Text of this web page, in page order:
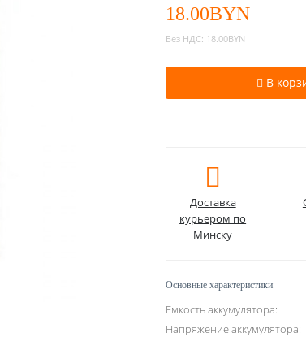
18.00BYN
Без НДС: 18.00BYN
В
Доставка
курьером по
Минску
Основные характеристики
Емкость аккумулятора:
Напряжение аккумулятора: